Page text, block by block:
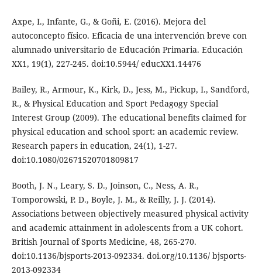
Axpe, I., Infante, G., & Goñi, E. (2016). Mejora del
autoconcepto físico. Eficacia de una intervención breve con
alumnado universitario de Educación Primaria. Educación
XX1, 19(1), 227-245. doi:10.5944/ educXX1.14476
Bailey, R., Armour, K., Kirk, D., Jess, M., Pickup, I., Sandford,
R., & Physical Education and Sport Pedagogy Special
Interest Group (2009). The educational benefits claimed for
physical education and school sport: an academic review.
Research papers in education, 24(1), 1-27.
doi:10.1080/02671520701809817
Booth, J. N., Leary, S. D., Joinson, C., Ness, A. R.,
Tomporowski, P. D., Boyle, J. M., & Reilly, J. J. (2014).
Associations between objectively measured physical activity
and academic attainment in adolescents from a UK cohort.
British Journal of Sports Medicine, 48, 265-270.
doi:10.1136/bjsports-2013-092334. doi.org/10.1136/ bjsports-
2013-092334